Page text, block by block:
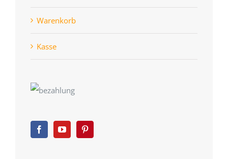
Warenkorb
Kasse